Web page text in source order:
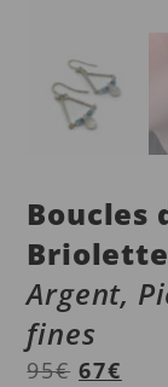
Boucles
Argent,
fines
95€ 67€